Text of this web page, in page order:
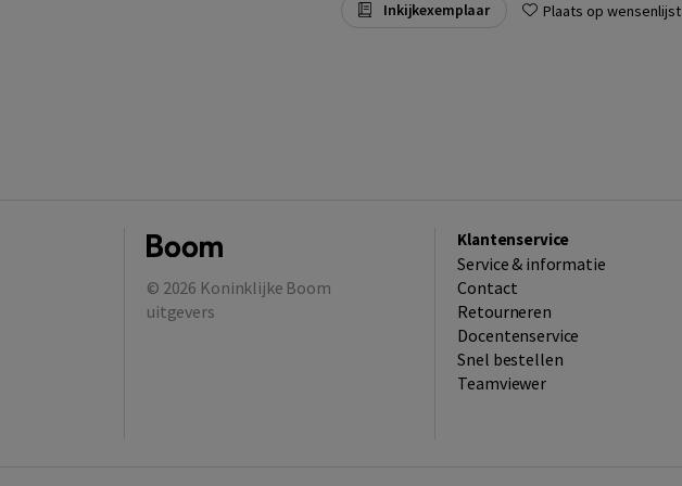
Inkijkexemplaar Plaats op wensenlijst
© 2026 Koninklijke Boom
uitgevers
Klantenservice
Service & informatie
Contact
Retourneren
Docentenservice
Snel bestellen
Teamviewer